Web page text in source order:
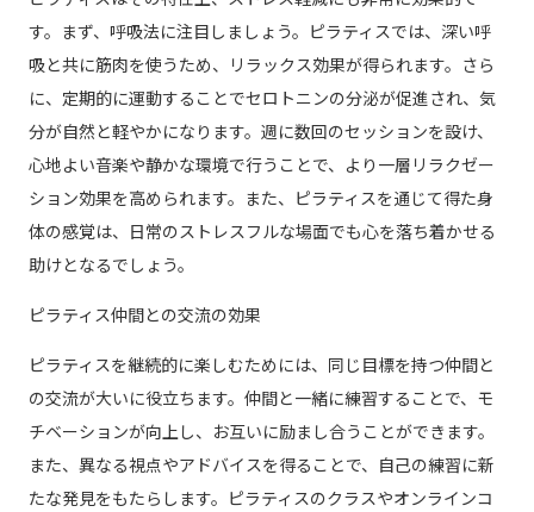
す。まず、呼吸法に注目しましょう。ピラティスでは、深い呼
吸と共に筋肉を使うため、リラックス効果が得られます。さら
に、定期的に運動することでセロトニンの分泌が促進され、気
分が自然と軽やかになります。週に数回のセッションを設け、
心地よい音楽や静かな環境で行うことで、より一層リラクゼー
ション効果を高められます。また、ピラティスを通じて得た身
体の感覚は、日常のストレスフルな場面でも心を落ち着かせる
助けとなるでしょう。
ピラティス仲間との交流の効果
ピラティスを継続的に楽しむためには、同じ目標を持つ仲間と
の交流が大いに役立ちます。仲間と一緒に練習することで、モ
チベーションが向上し、お互いに励まし合うことができます。
また、異なる視点やアドバイスを得ることで、自己の練習に新
たな発見をもたらします。ピラティスのクラスやオンラインコ